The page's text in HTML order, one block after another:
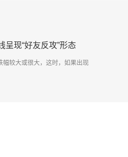
现“好友反攻”形态
幅较大或很大，这时，如果出现